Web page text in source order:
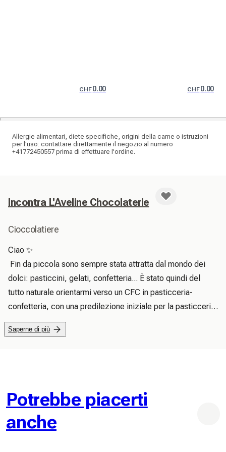
CHF0.00 CHF0.00
Allergie alimentari, diete specifiche, origini della carne o istruzioni
per l'uso: contattare direttamente il negozio al numero
+41772450557 prima di effettuare l'ordine.
Incontra L'Aveline Chocolaterie
Cioccolatiere
Ciao ✨
Fin da piccola sono sempre stata attratta dal mondo dei
dolci: pasticcini, gelati, confetteria... È stato quindi del
tutto naturale orientarmi verso un CFC in pasticceria-
confetteria, con una predilezione iniziale per la pasticceria.
Poi, con il passare degli anni e delle esperienze, è stato il
cioccolato a prendere sempre più spazio nella mia
cioccolateria: uno spazio a mia immagine, dove poter
offrire creazioni semplici, deliziose, sincere, realizzate
con cura.
Faccio del mio meglio con i mezzi a disposizione,
Saperne di più
Potrebbe piacerti
anche